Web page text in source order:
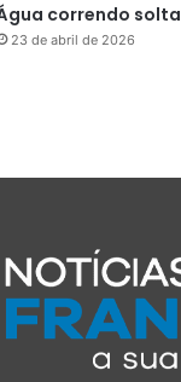
correndo solta
23 de abril de 2026